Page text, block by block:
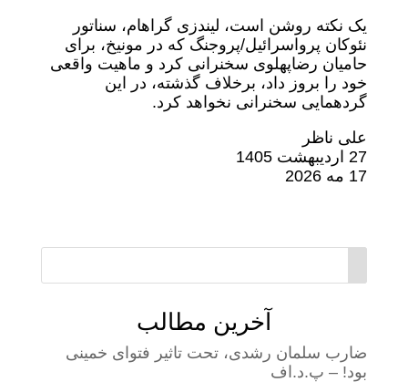
یک نکته روشن است، لیندزی گراهام، سناتور
نئوکان پرواسرائیل/پروجنگ که در مونیخ، برای
حامیان رضاپهلوی سخنرانی کرد و ماهیت واقعی
خود را بروز داد، برخلاف گذشته، در این
گردهمایی سخنرانی نخواهد کرد.
علی ناظر
27 اردیبهشت 1405
17 مه 2026
آخرین مطالب
ضارب سلمان رشدی، تحت تاثیر فتوای خمینی
بود! – پ.د.اف